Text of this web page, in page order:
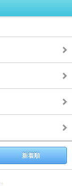
新着順